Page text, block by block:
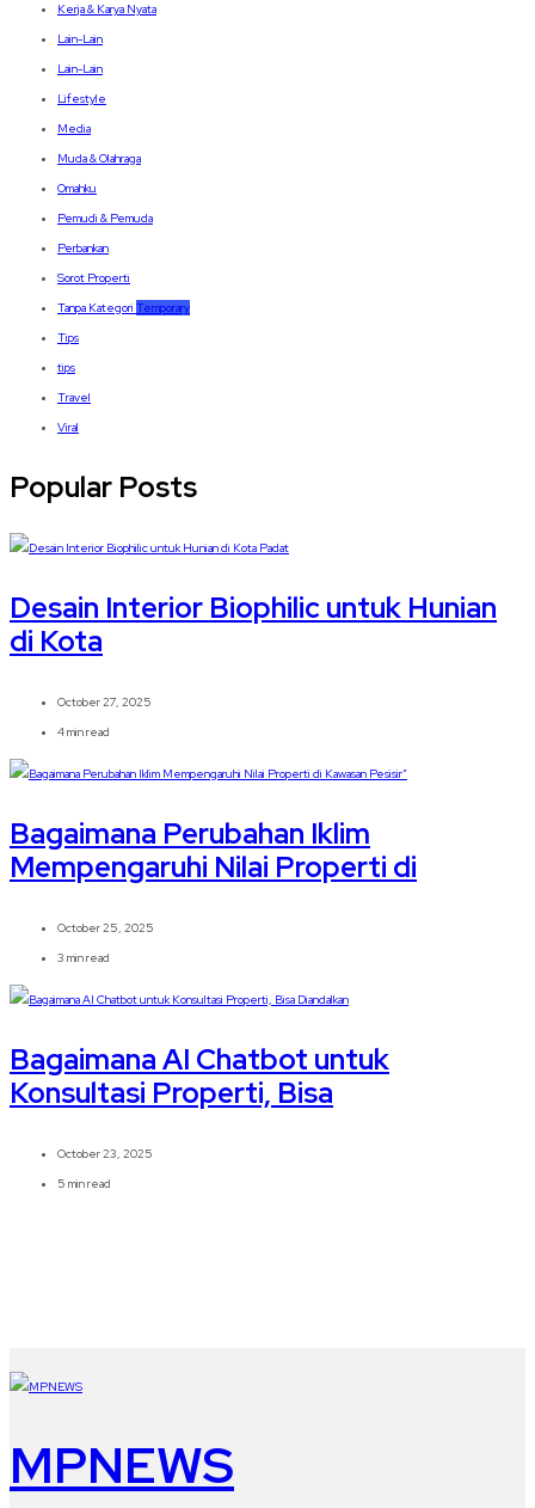
Kerja & Karya Nyata
Lain-Lain
Lain-Lain
Lifestyle
Media
Muda & Olahraga
Omahku
Pemudi & Pemuda
Perbankan
Sorot Properti
Tanpa Kategori Temporary
Tips
tips
Travel
Viral
Popular Posts
Desain Interior Biophilic untuk Hunian
di Kota
October 27, 2025
4 min read
Bagaimana Perubahan Iklim
Mempengaruhi Nilai Properti di
October 25, 2025
3 min read
Bagaimana AI Chatbot untuk
Konsultasi Properti, Bisa
October 23, 2025
5 min read
MPNEWS